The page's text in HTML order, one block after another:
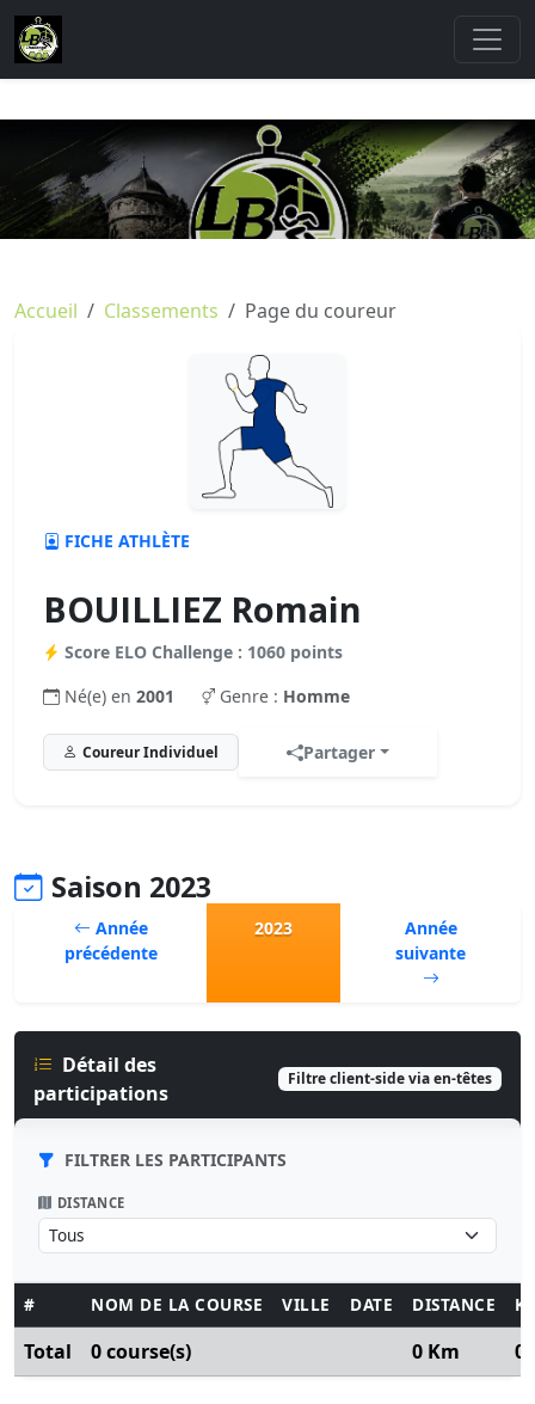
Accueil Classements Page du coureur
FICHE ATHLÈTE
BOUILLIEZ Romain
Score ELO Challenge : 1060 points
Né(e) en 2001 Genre : Homme
Coureur Individuel Partager
Saison 2023
Année
précédente
2023
Année
suivante
Détail des
participations
Filtre client-side via en-têtes
FILTRER LES PARTICIPANTS
DISTANCE
# NOM DE LA COURSE VILLE DATE DISTANCE
Total 0 course(s) 0 Km 0